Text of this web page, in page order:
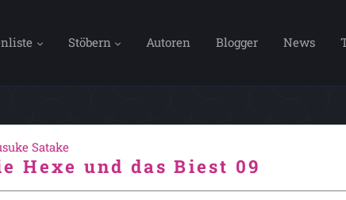
Stöbern Autoren Blogger News
Satake
Hexe und das Biest 09